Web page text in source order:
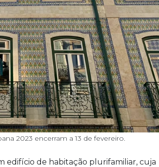
2023 encerram a 13 de fevereiro.
edifício de habitação plurifamiliar, cuja